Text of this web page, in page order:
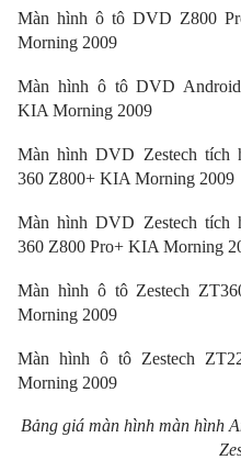
Màn hình ô tô DVD Z800
Morning 2009
Màn hình ô tô DVD
KIA Morning 2009
Màn hình DVD Zestech tích
360 Z800+ KIA Morning 2009
Màn hình DVD Zestech tích
360 Z800 Pro+ KIA Morning
Màn hình ô tô Zestech
Morning 2009
Màn hình ô tô Zestech
Morning 2009
Bảng giá màn hình màn hình